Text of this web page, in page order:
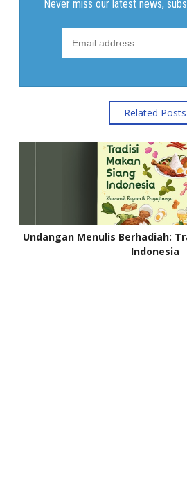
Related Posts
Undangan Menulis Berhadiah:
Indonesia